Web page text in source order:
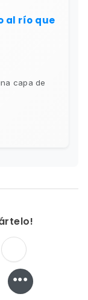
al río que
capa de